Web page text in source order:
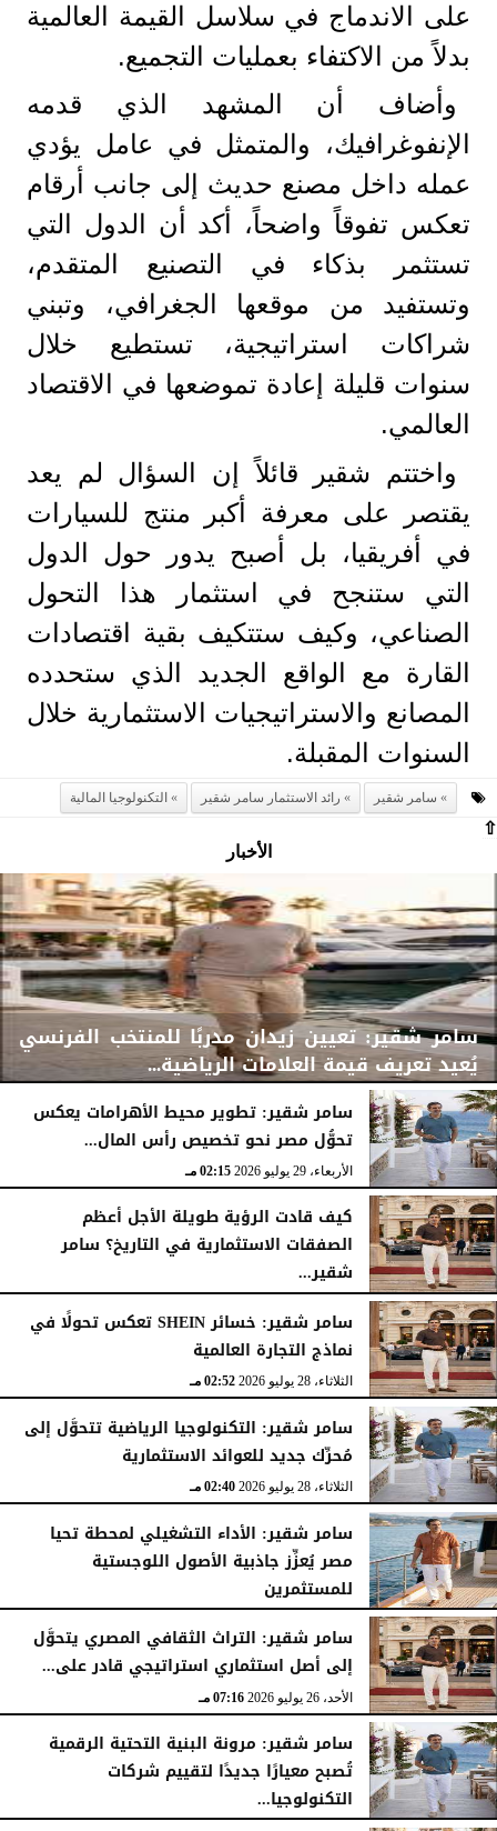
على الاندماج في سلاسل القيمة العالمية
بدلاً من الاكتفاء بعمليات التجميع.
وأضاف أن المشهد الذي قدمه
الإنفوغرافيك، والمتمثل في عامل يؤدي
عمله داخل مصنع حديث إلى جانب أرقام
تعكس تفوقاً واضحاً، أكد أن الدول التي
تستثمر بذكاء في التصنيع المتقدم،
وتستفيد من موقعها الجغرافي، وتبني
شراكات استراتيجية، تستطيع خلال
سنوات قليلة إعادة تموضعها في الاقتصاد
العالمي.
واختتم شقير قائلاً إن السؤال لم يعد
يقتصر على معرفة أكبر منتج للسيارات
في أفريقيا، بل أصبح يدور حول الدول
التي ستنجح في استثمار هذا التحول
الصناعي، وكيف ستتكيف بقية اقتصادات
القارة مع الواقع الجديد الذي ستحدده
المصانع والاستراتيجيات الاستثمارية خلال
السنوات المقبلة.
سامر شقير رائد الاستثمار سامر شقير التكنولوجيا المالية
⇧
الأخبار
سامر شقير: تعيين زيدان مدربًا للمنتخب الفرنسي
يُعيد تعريف قيمة العلامات الرياضية...
الأربعاء، 29 يوليو 2026 02:25 مـ
سامر شقير: تطوير محيط الأهرامات يعكس
تحوُّل مصر نحو تخصيص رأس المال...
الأربعاء، 29 يوليو 2026 02:15 مـ
كيف قادت الرؤية طويلة الأجل أعظم
الصفقات الاستثمارية في التاريخ؟ سامر
شقير...
الثلاثاء، 28 يوليو 2026 03:49 مـ
سامر شقير: خسائر SHEIN تعكس تحولًا في
نماذج التجارة العالمية
الثلاثاء، 28 يوليو 2026 02:52 مـ
سامر شقير: التكنولوجيا الرياضية تتحوَّل إلى
مُحرِّك جديد للعوائد الاستثمارية
الثلاثاء، 28 يوليو 2026 02:40 مـ
سامر شقير: الأداء التشغيلي لمحطة تحيا
مصر يُعزِّز جاذبية الأصول اللوجستية
للمستثمرين
الأحد، 26 يوليو 2026 07:27 مـ
سامر شقير: التراث الثقافي المصري يتحوَّل
إلى أصل استثماري استراتيجي قادر على...
الأحد، 26 يوليو 2026 07:16 مـ
سامر شقير: مرونة البنية التحتية الرقمية
تُصبح معيارًا جديدًا لتقييم شركات
التكنولوجيا...